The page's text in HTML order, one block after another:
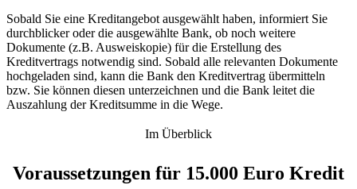
Sobald Sie eine Kreditangebot ausgewählt haben, informiert Sie
durchblicker oder die ausgewählte Bank, ob noch weitere
Dokumente (z.B. Ausweiskopie) für die Erstellung des
Kreditvertrags notwendig sind. Sobald alle relevanten Dokumente
hochgeladen sind, kann die Bank den Kreditvertrag übermitteln
bzw. Sie können diesen unterzeichnen und die Bank leitet die
Auszahlung der Kreditsumme in die Wege.
Im Überblick
Voraussetzungen für 15.000 Euro Kredit